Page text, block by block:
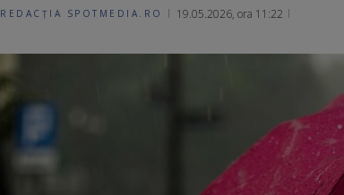
REDACȚIA SPOTMEDIA.RO 19.05.2026, ora 11:22